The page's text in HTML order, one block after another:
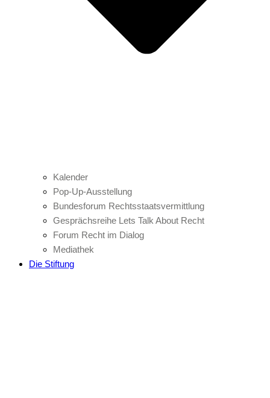
Kalender
Pop-Up-Ausstellung
Bundesforum Rechtsstaatsvermittlung
Gesprächsreihe Lets Talk About Recht
Forum Recht im Dialog
Mediathek
Die Stiftung